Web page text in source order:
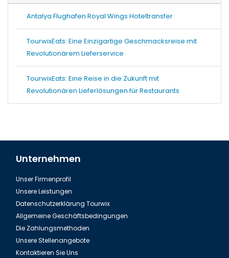
Antalya Flughafen Royal Wings Hoteltransfer
TourwixEats: Eine Einzigartige Geschmacksreise mit
Revolutionärem Lieferservice
TourwixEats: Eine Reise in die Zukunft mit
Revolutionären Lieferlösungen für Restaurants
Unternehmen
Unser Firmenprofil
Unsere Leistungen
Datenschutzerklärung Tourwix
Allgemeine Geschäftsbedingungen
Die Zahlungsmethoden
Unsere Stellenangebote
Kontaktieren Sie Uns